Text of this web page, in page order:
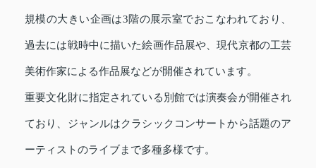
規模の大きい企画は3階の展示室でおこなわれており、
過去には戦時中に描いた絵画作品展や、現代京都の工芸
美術作家による作品展などが開催されています。
重要文化財に指定されている別館では演奏会が開催され
ており、ジャンルはクラシックコンサートから話題のア
ーティストのライブまで多種多様です。